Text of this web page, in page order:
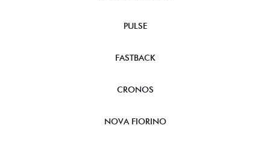
PULSE
FASTBACK
CRONOS
NOVA FIORINO